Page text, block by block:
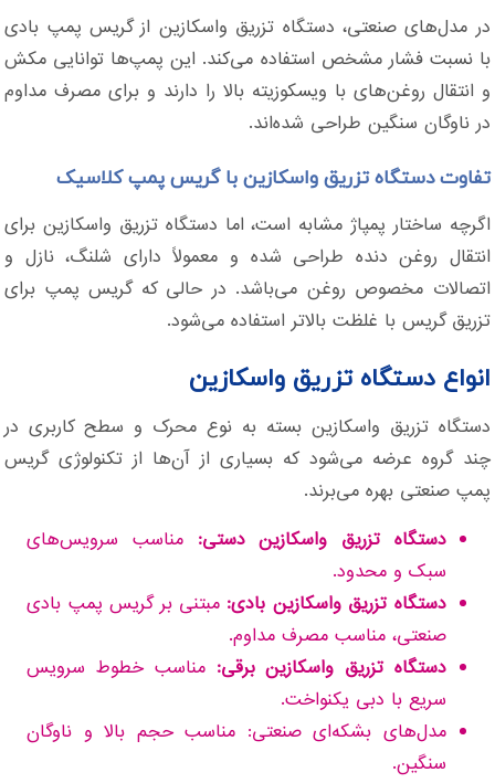
در مدل‌های صنعتی، دستگاه تزریق واسکازین از گریس پمپ بادی
با نسبت فشار مشخص استفاده می‌کند. این پمپ‌ها توانایی مکش
و انتقال روغن‌های با ویسکوزیته بالا را دارند و برای مصرف مداوم
در ناوگان سنگین طراحی شده‌اند.
تفاوت دستگاه تزریق واسکازین با گریس پمپ کلاسیک
اگرچه ساختار پمپاژ مشابه است، اما دستگاه تزریق واسکازین برای
انتقال روغن دنده طراحی شده و معمولاً دارای شلنگ، نازل و
اتصالات مخصوص روغن می‌باشد. در حالی که گریس پمپ برای
تزریق گریس با غلظت بالاتر استفاده می‌شود.
انواع دستگاه تزریق واسکازین
دستگاه تزریق واسکازین بسته به نوع محرک و سطح کاربری در
چند گروه عرضه می‌شود که بسیاری از آن‌ها از تکنولوژی گریس
پمپ صنعتی بهره می‌برند.
دستگاه تزریق واسکازین دستی: مناسب سرویس‌های
سبک و محدود.
دستگاه تزریق واسکازین بادی: مبتنی بر گریس پمپ بادی
صنعتی، مناسب مصرف مداوم.
دستگاه تزریق واسکازین برقی: مناسب خطوط سرویس
سریع با دبی یکنواخت.
مدل‌های بشکه‌ای صنعتی: مناسب حجم بالا و ناوگان
سنگین.